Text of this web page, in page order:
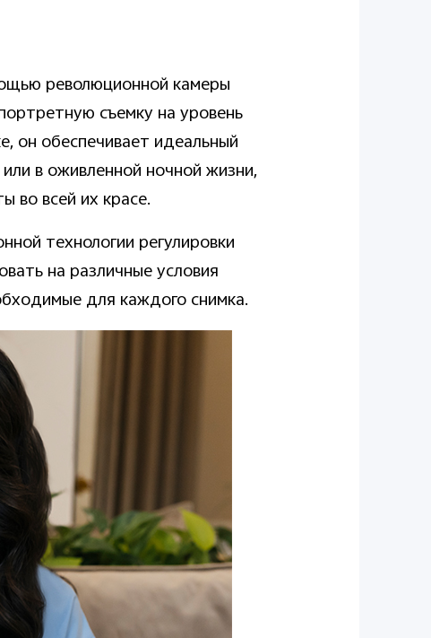
революционной камеры
съемку на уровень
он обеспечивает идеальный
в оживленной ночной жизни,
во всей их красе.
технологии регулировки
на различные условия
для каждого снимка.